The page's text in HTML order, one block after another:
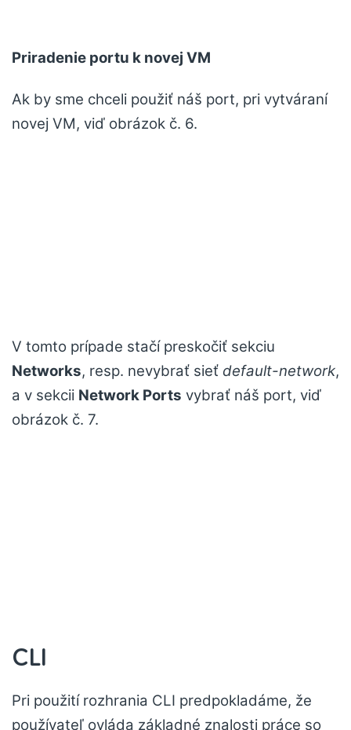
Priradenie portu k novej VM
Ak by sme chceli použiť náš port, pri vytváraní
novej VM, viď obrázok č. 6.
V tomto prípade stačí preskočiť sekciu
Networks, resp. nevybrať sieť default-network,
a v sekcii Network Ports vybrať náš port, viď
obrázok č. 7.
CLI
Pri použití rozhrania CLI predpokladáme, že
používateľ ovláda základné znalosti práce so